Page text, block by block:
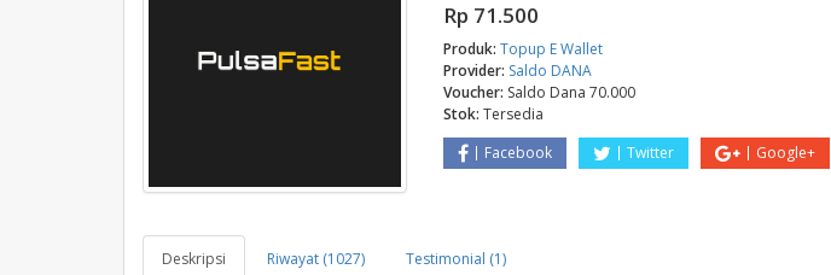
Rp 71.500
Produk: Topup E Wallet
Provider: Saldo DANA
Voucher: Saldo Dana 70.000
Stok: Tersedia
Facebook
Twitter Google+
Deskripsi Riwayat (1027) Testimonial (1)